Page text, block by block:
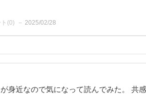
ト(0) 2025/02/28
身近なので気になって読んでみた。 共